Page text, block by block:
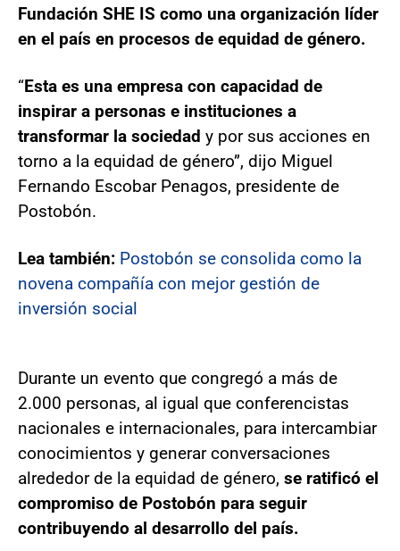
Fundación SHE IS como una organización líder
en el país en procesos de equidad de género.
“Esta es una empresa con capacidad de
inspirar a personas e instituciones a
transformar la sociedad y por sus acciones en
torno a la equidad de género”, dijo Miguel
Fernando Escobar Penagos, presidente de
Postobón.
Lea también: Postobón se consolida como la
novena compañía con mejor gestión de
inversión social
Durante un evento que congregó a más de
2.000 personas, al igual que conferencistas
nacionales e internacionales, para intercambiar
conocimientos y generar conversaciones
alrededor de la equidad de género, se ratificó el
compromiso de Postobón para seguir
contribuyendo al desarrollo del país.